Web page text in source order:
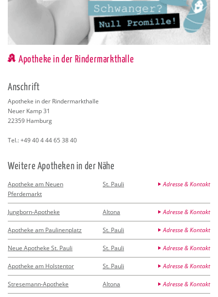
Apotheke in der Rindermarkthalle
An­schrift
Apo­the­ke in der Rin­der­markt­hal­le
Neuer Kamp 31
22359 Ham­burg
Tel.:+49 40 4 44 65 38 40
Wei­te­re Apo­the­ken in der Nähe
Apotheke am Neuen
Pferdemarkt
St. Pauli Adresse & Kontakt
Jungborn-Apotheke Altona Adresse & Kontakt
Apotheke am Paulinenplatz St. Pauli Adresse & Kontakt
Neue Apotheke St. Pauli St. Pauli Adresse & Kontakt
Apotheke am Holstentor St. Pauli Adresse & Kontakt
Stresemann-Apotheke Altona Adresse & Kontakt